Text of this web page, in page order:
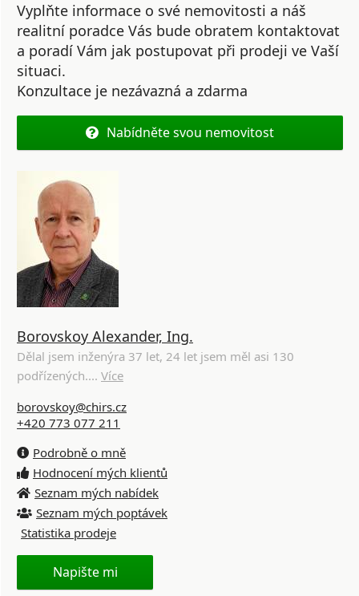
Vyplňte informace o své nemovitosti a náš
realitní poradce Vás bude obratem kontaktovat
a poradí Vám jak postupovat při prodeji ve Vaší
situaci.
Konzultace je nezávazná a zdarma
Nabídněte svou nemovitost
Borovskoy Alexander, Ing.
Dělal jsem inženýra 37 let, 24 let jsem měl asi 130
podřízených.... Více
borovskoy@chirs.cz
+420 773 077 211
Podrobně o mně
Hodnocení mých klientů
Seznam mých nabídek
Seznam mých poptávek
Statistika prodeje
Napište mi